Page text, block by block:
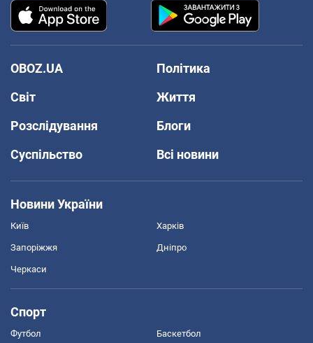
OBOZ.UA
Політика
Світ
Життя
Розслідування
Блоги
Суспільство
Всі новини
Новини України
Київ Харків
Запоріжжя Дніпро
Черкаси
Спорт
Футбол Баскетбол